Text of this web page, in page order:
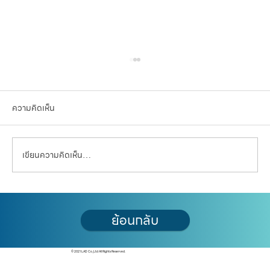
"พลังงานสะอาด" กำลังเปลี่ยนอนาคตผังเมือง
ความคิดเห็น
เขียนความคิดเห็น…
ย้อนกลับ
© 2021 LAD Co.,Ltd All Rights Reserved.